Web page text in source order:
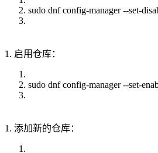
sudo dnf config-manager --set-
1. 启用仓库：
sudo dnf config-manager --set-
1. 添加新的仓库：